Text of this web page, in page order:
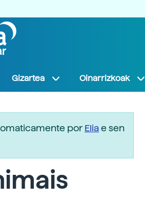
Gizartea Oinarrizkoak
porEliae sen